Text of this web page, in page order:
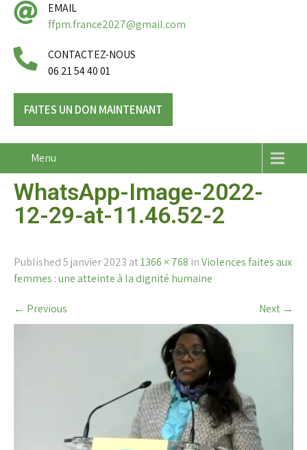
EMAIL
ffpm.france2027@gmail.com
CONTACTEZ-NOUS
06 21 54 40 01
FAITES UN DON MAINTENANT
Menu
WhatsApp-Image-2022-
12-29-at-11.46.52-2
Published5 janvier 2023 at1366 × 768 inViolences faites aux
femmes : une atteinte à la dignité humaine
← Previous Next →